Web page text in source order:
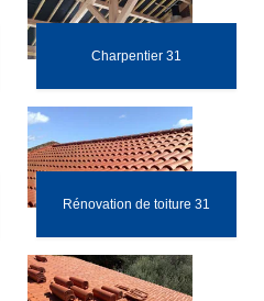
Charpentier 31
Rénovation de toiture 31